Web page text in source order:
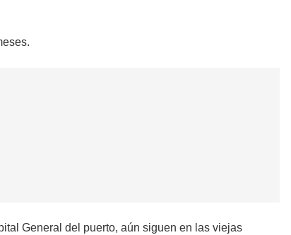
General del puerto, aún siguen en las viejas